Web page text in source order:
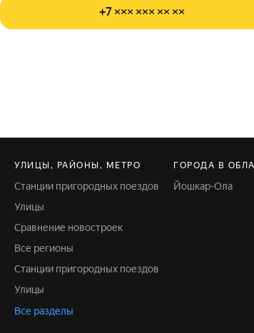
+7 ××× ××× ×× ××
УЛИЦЫ, РАЙОНЫ, МЕТРО
Станции пригородных поездов
Улицы
Сравнение новостроек
Все регионы
Станции пригородных поездов
Улицы
Все разделы
ГОРОДА В
Йошкар-Ола